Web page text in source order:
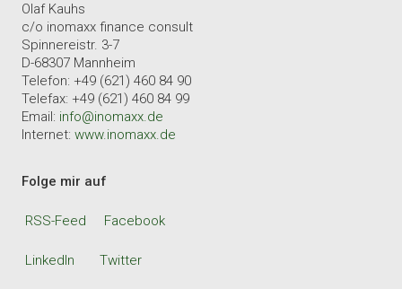
Olaf Kauhs
c/o inomaxx finance consult
Spinnereistr. 3-7
D-68307 Mannheim
Telefon: +49 (621) 460 84 90
Telefax: +49 (621) 460 84 99
Email: info@inomaxx.de
Internet: www.inomaxx.de
Folge mir auf
RSS-Feed Facebook
LinkedIn Twitter